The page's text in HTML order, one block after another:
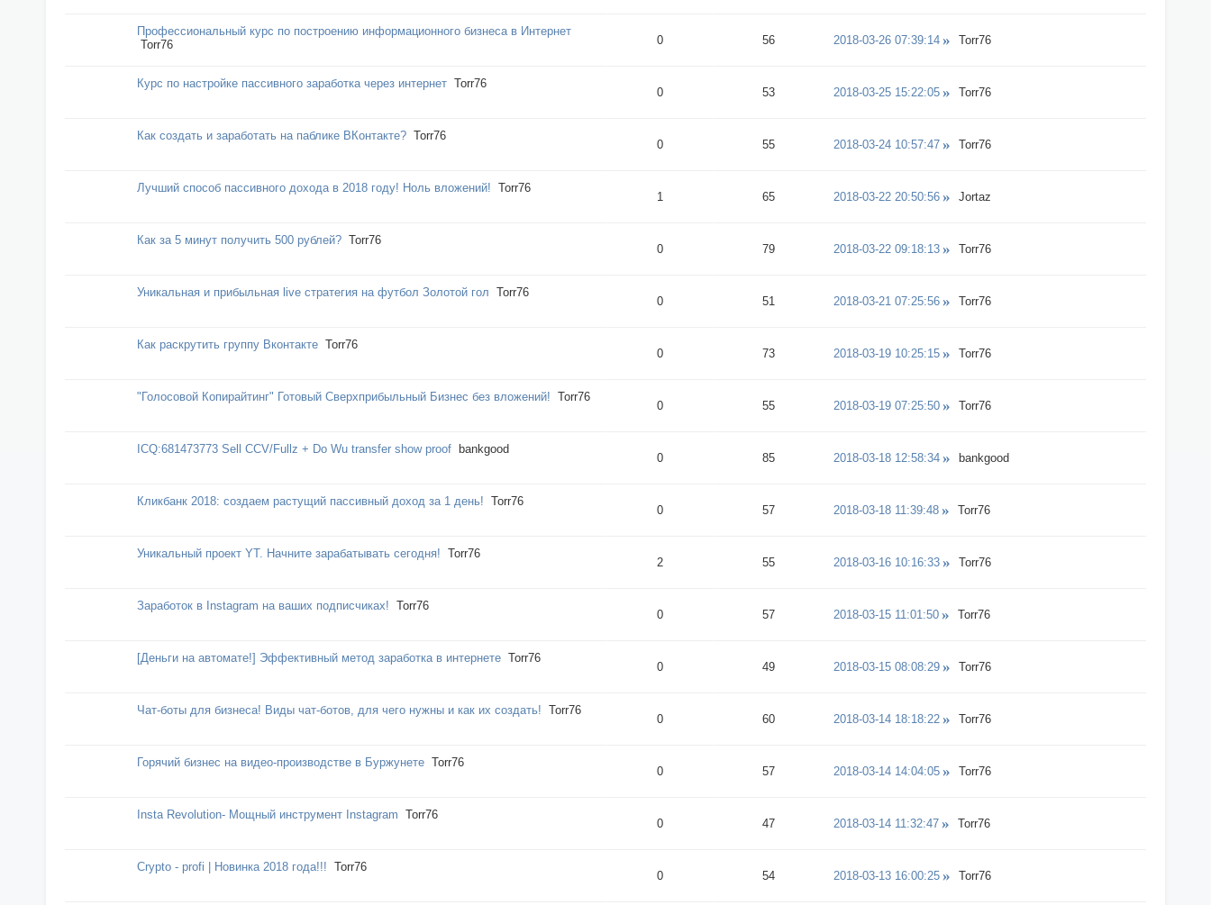
Профессиональный курс по построению информационного бизнеса в Интернет
Torr76
0 56 2018-03-26 07:39:14 Torr76
Курс по настройке пассивного заработка через интернет Torr76
0 53 2018-03-25 15:22:05 Torr76
Как создать и заработать на паблике ВКонтакте? Torr76
0 55 2018-03-24 10:57:47 Torr76
Лучший способ пассивного дохoда в 2018 году! Ноль влoжений! Torr76
1 65 2018-03-22 20:50:56 Jortaz
Как за 5 минут получить 500 рублей? Torr76
0 79 2018-03-22 09:18:13 Torr76
Уникальная и прибыльная live стратегия на футбол Золотой гол Torr76
0 51 2018-03-21 07:25:56 Torr76
Как раскрутить группу Вконтакте Torr76
0 73 2018-03-19 10:25:15 Torr76
"Голосовой Копирайтинг" Готовый Сверхприбыльный Бизнес без вложений! Torr76
0 55 2018-03-19 07:25:50 Torr76
ICQ:681473773 Sell CCV/Fullz + Do Wu transfer show proof bankgood
0 85 2018-03-18 12:58:34 bankgood
Кликбанк 2018: создаем растущий пассивный доход за 1 день! Torr76
0 57 2018-03-18 11:39:48 Torr76
Уникальный проект YT. Начните зарабатывать сегодня! Torr76
2 55 2018-03-16 10:16:33 Torr76
Заработок в Instagram на ваших подписчиках! Torr76
0 57 2018-03-15 11:01:50 Torr76
[Деньги на автомате!] Эффективный метод заработка в интернете Torr76
0 49 2018-03-15 08:08:29 Torr76
Чат-боты для бизнеса! Виды чат-ботов, для чего нужны и как их создать! Torr76
0 60 2018-03-14 18:18:22 Torr76
Горячий бизнес на видео-производстве в Буржунете Torr76
0 57 2018-03-14 14:04:05 Torr76
Insta Revolution- Мощный инструмент Instagram Torr76
0 47 2018-03-14 11:32:47 Torr76
Crypto - profi | Новинка 2018 года!!! Torr76
0 54 2018-03-13 16:00:25 Torr76